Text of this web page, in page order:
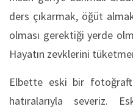
ders çıkarmak, öğüt
olması gerektiği yerde
Hayatın zevklerini
Elbette eski bir
hatıralarıyla severiz.